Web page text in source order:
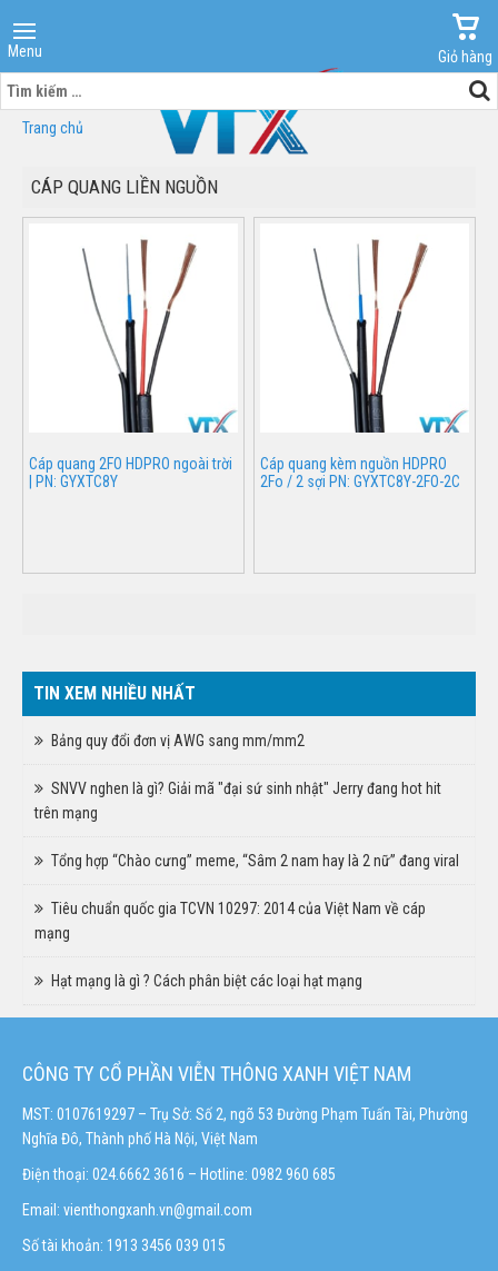
Menu
Giỏ hàng
Tìm
kiếm
cho:Trang chủ
CÁP QUANG LIỀN NGUỒN
Cáp quang 2FO HDPRO ngoài trời
| PN: GYXTC8Y
Cáp quang kèm nguồn HDPRO
2Fo / 2 sợi PN: GYXTC8Y-2FO-2C
TIN XEM NHIỀU NHẤT
Bảng quy đổi đơn vị AWG sang mm/mm2
SNVV nghen là gì? Giải mã "đại sứ sinh nhật" Jerry đang hot hit
trên mạng
Tổng hợp “Chào cưng” meme, “Sâm 2 nam hay là 2 nữ” đang viral
Tiêu chuẩn quốc gia TCVN 10297: 2014 của Việt Nam về cáp
mạng
Hạt mạng là gì ? Cách phân biệt các loại hạt mạng
CÔNG TY CỔ PHẦN VIỄN THÔNG XANH VIỆT NAM
MST: 0107619297 – Trụ Sở: Số 2, ngõ 53 Đường Phạm Tuấn Tài, Phường
Nghĩa Đô, Thành phố Hà Nội, Việt Nam
Điện thoại: 024.6662 3616 – Hotline: 0982 960 685
Email: vienthongxanh.vn@gmail.com
Số tài khoản: 1913 3456 039 015